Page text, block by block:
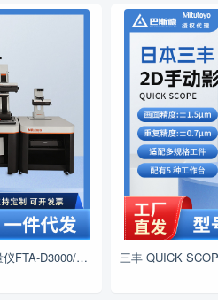
粗糙轮廓一体机三丰表面测量仪FTA-D3000/4000系列测量尺寸轮廓仪